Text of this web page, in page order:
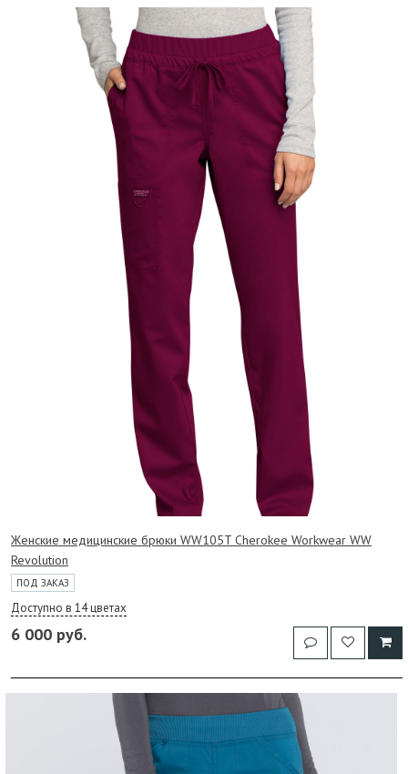
Женские медицинские брюки WW105T Cherokee Workwear WW
Revolution
ПОД ЗАКАЗ
Доступно в 14 цветах
6 000 руб.